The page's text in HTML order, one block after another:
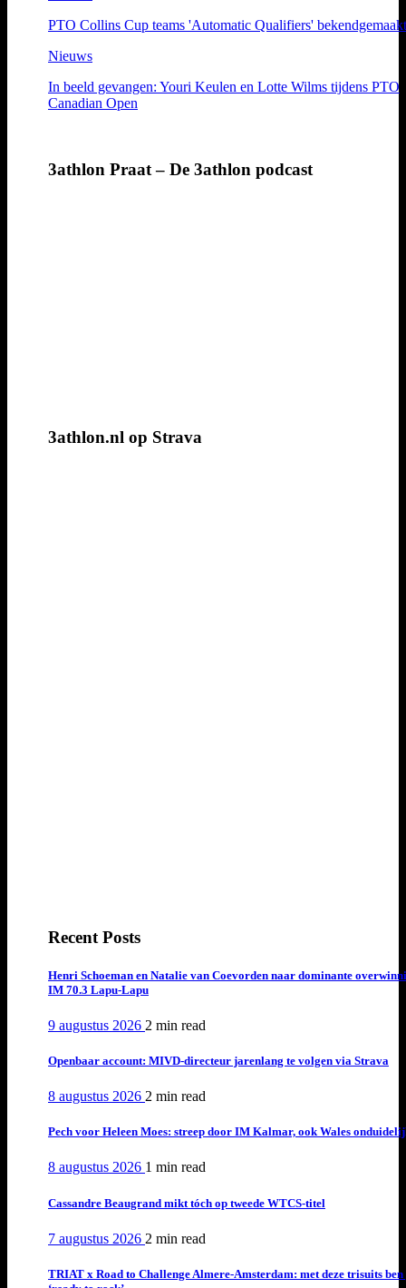
PTO Collins Cup teams 'Automatic Qualifiers' bekendgemaakt
Nieuws
In beeld gevangen: Youri Keulen en Lotte Wilms tijdens PTO
Canadian Open
3athlon Praat – De 3athlon podcast
3athlon.nl op Strava
Recent Posts
Henri Schoeman en Natalie van Coevorden naar dominante
IM 70.3 Lapu-Lapu
9 augustus 2026 2 min read
Openbaar account: MIVD-directeur jarenlang te volgen via Strava
8 augustus 2026 2 min read
Pech voor Heleen Moes: streep door IM Kalmar, ook Wales
8 augustus 2026 1 min read
Cassandre Beaugrand mikt tóch op tweede WTCS-titel
7 augustus 2026 2 min read
TRIAT x Road to Challenge Almere-Amsterdam: met deze trisuits ben